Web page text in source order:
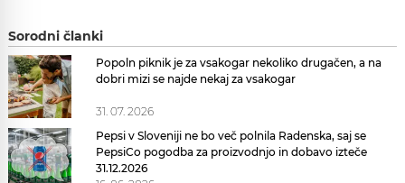
Sorodni članki
Popoln piknik je za vsakogar nekoliko drugačen, a na
dobri mizi se najde nekaj za vsakogar
31. 07. 2026
Pepsi v Sloveniji ne bo več polnila Radenska, saj se
PepsiCo pogodba za proizvodnjo in dobavo izteče
31.12.2026